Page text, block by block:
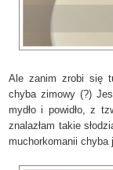
Ale zanim zrobi się
chyba zimowy (?)
mydło i powidło, z
znalazłam takie
muchorkomanii